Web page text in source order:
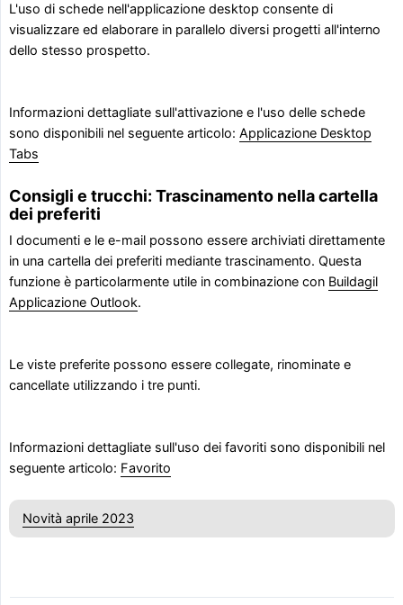
L'uso di schede nell'applicazione desktop consente di
visualizzare ed elaborare in parallelo diversi progetti all'interno
dello stesso prospetto.
Informazioni dettagliate sull'attivazione e l'uso delle schede
sono disponibili nel seguente articolo: Applicazione Desktop
Tabs
Consigli e trucchi: Trascinamento nella cartella
dei preferiti
I documenti e le e-mail possono essere archiviati direttamente
in una cartella dei preferiti mediante trascinamento. Questa
funzione è particolarmente utile in combinazione con Buildagil
Applicazione Outlook.
Le viste preferite possono essere collegate, rinominate e
cancellate utilizzando i tre punti.
Informazioni dettagliate sull'uso dei favoriti sono disponibili nel
seguente articolo: Favorito
Novità aprile 2023